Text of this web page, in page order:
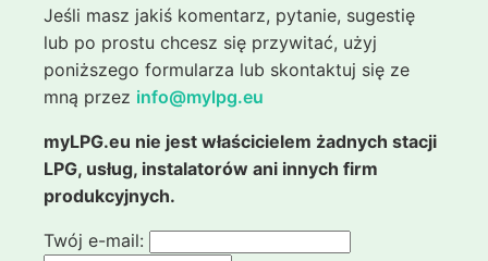
Jeśli masz jakiś komentarz, pytanie, sugestię
lub po prostu chcesz się przywitać, użyj
poniższego formularza lub skontaktuj się ze
mną przez info@mylpg.eu
myLPG.eu nie jest właścicielem żadnych stacji
LPG, usług, instalatorów ani innych firm
produkcyjnych.
Twój e-mail: